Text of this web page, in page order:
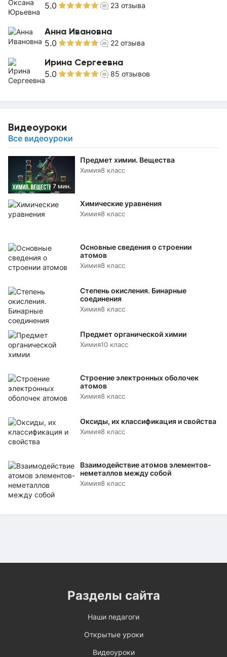
5.0 23 отзыва
Анна Ивановна
5.0 22 отзыва
Ирина Сергеевна
5.0 85 отзывов
Видеоуроки
Все видеоуроки
7 мин.
Предмет химии. Вещества
Химия8 класс
Химические уравнения
Химия8 класс
Основные сведения о строении
атомов
Химия8 класс
Степень окисления. Бинарные
соединения
Химия8 класс
Предмет органической химии
Химия10 класс
Строение электронных оболочек
атомов
Химия8 класс
Оксиды, их классификация и свойства
Химия8 класс
Взаимодействие атомов элементов-
неметаллов между собой
Химия8 класс
Разделы сайта
Наши педагоги
Открытые уроки
Видеоуроки